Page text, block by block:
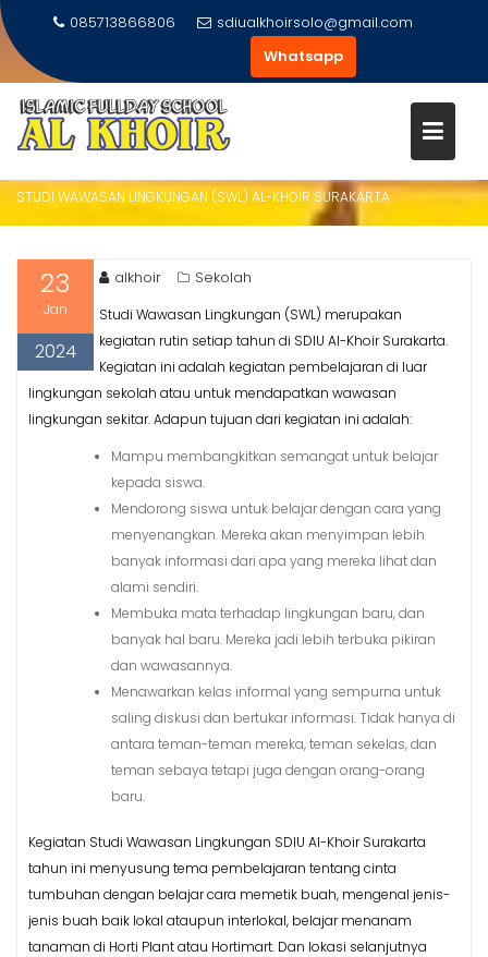
Skip
to
content
085713866806
sdiualkhoirsolo@gmail.com
Whatsapp
STUDI WAWASAN
(SWL) AL-KHOIR SURAKARTA
STUDI WAWASAN LINGKUNGAN (SWL) AL-KHOIR SURAKARTA
23
Jan
2024
alkhoir Sekolah
Studi Wawasan Lingkungan (SWL) merupakan
kegiatan rutin setiap tahun di SDIU Al-Khoir Surakarta.
Kegiatan ini adalah kegiatan pembelajaran di luar
lingkungan sekolah atau untuk mendapatkan wawasan
lingkungan sekitar. Adapun tujuan dari kegiatan ini adalah:
Mampu membangkitkan semangat untuk belajar
kepada siswa.
Mendorong siswa untuk belajar dengan cara yang
menyenangkan. Mereka akan menyimpan lebih
banyak informasi dari apa yang mereka lihat dan
alami sendiri.
Membuka mata terhadap lingkungan baru, dan
banyak hal baru. Mereka jadi lebih terbuka pikiran
dan wawasannya.
Menawarkan kelas informal yang sempurna untuk
saling diskusi dan bertukar informasi. Tidak hanya di
antara teman-teman mereka, teman sekelas, dan
teman sebaya tetapi juga dengan orang-orang
baru.
Kegiatan Studi Wawasan Lingkungan SDIU Al-Khoir Surakarta
tahun ini menyusung tema pembelajaran tentang cinta
tumbuhan dengan belajar cara memetik buah, mengenal jenis-
jenis buah baik lokal ataupun interlokal, belajar menanam
tanaman di Horti Plant atau Hortimart. Dan lokasi selanjutnya